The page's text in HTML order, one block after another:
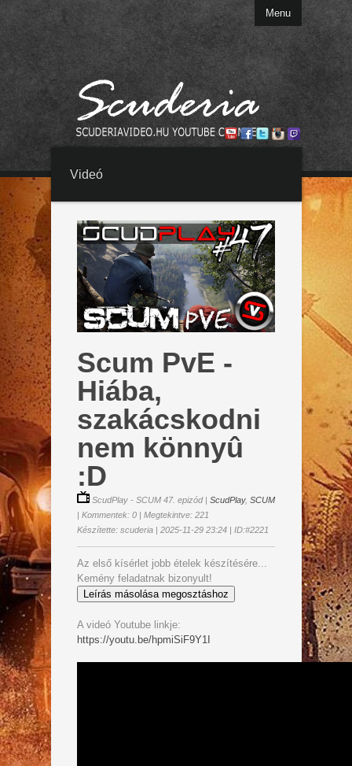
Menu
Videó
Scum PvE -
Hiába,
szakácskodni
nem könnyû
:D
ScudPlay - SCUM 47. epizód| ScudPlay, SCUM
| Kommentek: 0 | Megtekintve: 221
Készítette: scuderia | 2025-11-29 23:24 | ID:#2221
Az első kísérlet jobb ételek készítésére...
Kemény feladatnak bizonyult!
Leírás másolása megosztáshoz
A videó Youtube linkje:
https://youtu.be/hpmiSiF9Y1I